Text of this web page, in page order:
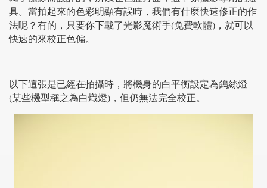
具。當拍起來的色彩明顯有誤時，我們有什麼快速修正的作
法呢？有的，只要你下載了光影魔術手(免費軟體)，就可以
快速的來校正色偏。
以下這張是已經在拍攝時，將機身的白平衡設定為鎢絲燈
(某些機型稱之為白熾燈)，但仍無法完全校正。